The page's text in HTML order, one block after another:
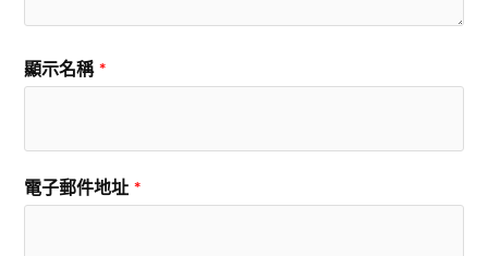
顯示名稱 *
電子郵件地址 *